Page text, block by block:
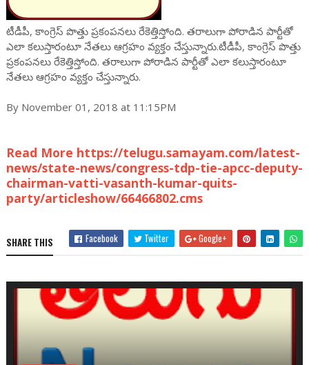
టీడీపీ, కాంగ్రెస్ పొత్తు ప్రకంపనలు రేకెత్తిస్తోంది. తరాలుగా పోరాడిన పార్టీతో
ఎలా కలుస్తారంటూ నేతలు ఆగ్రహం వ్యక్తం చేస్తున్నారు.టీడీపీ, కాంగ్రెస్ పొత్తు
ప్రకంపనలు రేకెత్తిస్తోంది. తరాలుగా పోరాడిన పార్టీతో ఎలా కలుస్తారంటూ
నేతలు ఆగ్రహం వ్యక్తం చేస్తున్నారు.
By November 01, 2018 at 11:15PM
Read More https://telugu.samayam.com/latest-
news/state-news/congress-tdp-tie-apcc-deputy-
chairman-vatti-vasanth-kumar-quits-
party/articleshow/66466802.cms
SHARE THIS Facebook Twitter Google+